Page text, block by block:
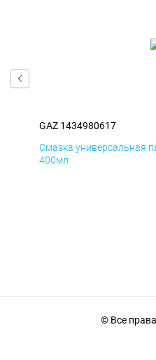
GAZ 1434980617
Смазка универсальная
400мл
© Все